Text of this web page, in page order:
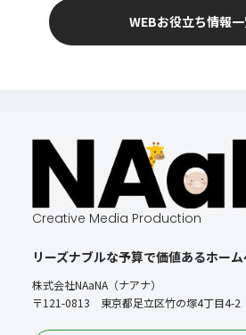
WEBお役立ち情報
Creative Media Production
リーズナブルな予算で価値あるホー
株式会社NAaNA（ナアナ）
〒121-0813 東京都足立区竹の塚4丁目4-